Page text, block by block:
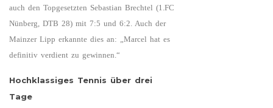
auch den Topgesetzten Sebastian Brechtel (1.FC
Nünberg, DTB 28) mit 7:5 und 6:2. Auch der
Mainzer Lipp erkannte dies an: „Marcel hat es
definitiv verdient zu gewinnen.“
Hochklassiges Tennis über drei
Tage